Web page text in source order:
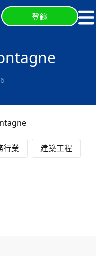
登錄
行業 建築工程